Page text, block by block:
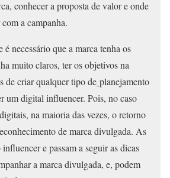
conhecer a proposta de valor e onde
a campanha.
é necessário que a marca tenha os
muito claros, ter os objetivos na
de criar qualquer tipo de planejamento
um digital influencer. Pois, no caso
na maioria das vezes, o retorno
de marca divulgada. As
e passam a seguir as dicas
a marca divulgada, e, podem